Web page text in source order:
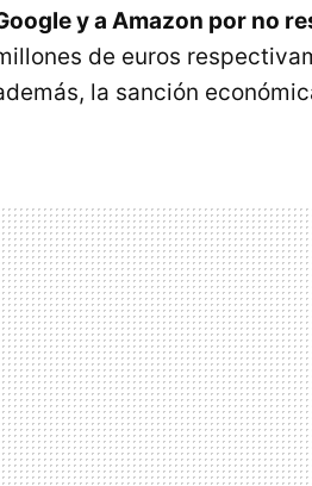
y a Amazon por no
de euros
la sanción